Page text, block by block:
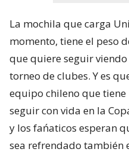
La mochila que carga
momento, tiene el peso
que quiere seguir
torneo de clubes. Y es
equipo chileno que
seguir con vida en la
y los fańaticos esperan
sea refrendado también